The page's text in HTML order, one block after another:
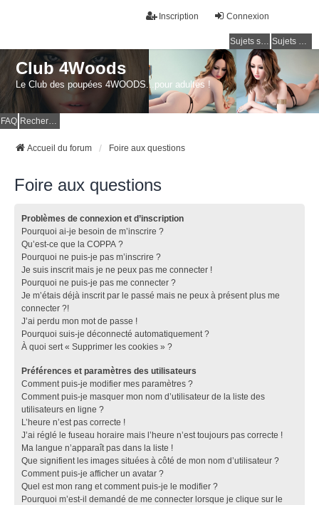
Connexion
Inscription
Sujets sans réponse Sujets actifs
Club 4Woods
Le Club des poupées 4WOODS...pour adultes !
FAQ
Accueil du forum Foire aux questions
Foire aux questions
Problèmes de connexion et d’inscription
Pourquoi ai-je besoin de m’inscrire ?
Qu’est-ce que la COPPA ?
Pourquoi ne puis-je pas m’inscrire ?
Je suis inscrit mais je ne peux pas me connecter !
Pourquoi ne puis-je pas me connecter ?
Je m’étais déjà inscrit par le passé mais ne peux à présent plus me
connecter ?!
J’ai perdu mon mot de passe !
Pourquoi suis-je déconnecté automatiquement ?
À quoi sert « Supprimer les cookies » ?
Préférences et paramètres des utilisateurs
Comment puis-je modifier mes paramètres ?
Comment puis-je masquer mon nom d’utilisateur de la liste des
utilisateurs en ligne ?
L’heure n’est pas correcte !
J’ai réglé le fuseau horaire mais l’heure n’est toujours pas correcte !
Ma langue n’apparaît pas dans la liste !
Que signifient les images situées à côté de mon nom d’utilisateur ?
Comment puis-je afficher un avatar ?
Quel est mon rang et comment puis-je le modifier ?
Pourquoi m’est-il demandé de me connecter lorsque je clique sur le